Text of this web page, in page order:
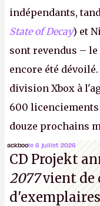
indépendants,
State of Decay) et
sont revendus – le
encore été dévoilé.
division Xbox à
600
douze prochains
(Dishonored,
prochaines
vouloir se séparer
ackboole 6 juillet 2026
CD Projekt
2077vient de